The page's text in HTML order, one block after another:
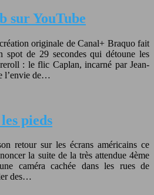
sur YouTube
originale de Canal+ Braquo fait
spot de 29 secondes qui détoune les
: le flic Caplan, incarné par Jean-
l’envie de…
pieds
retour sur les écrans américains ce
la suite de la très attendue 4ème
caméra cachée dans les rues de
des…